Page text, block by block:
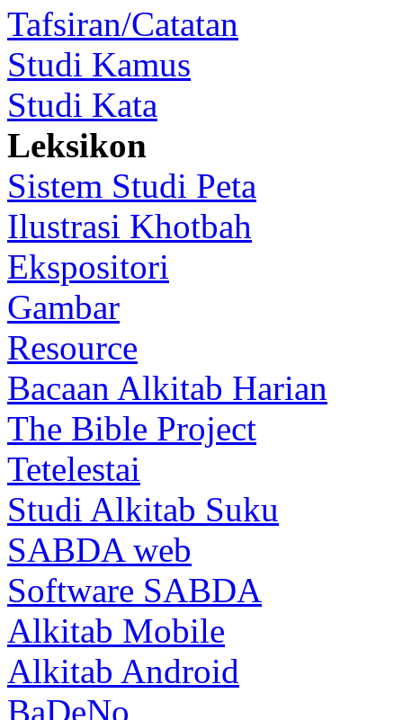
Tafsiran/Catatan
Studi Kamus
Studi Kata
Leksikon
Sistem Studi Peta
Ilustrasi Khotbah
Ekspositori
Gambar
Resource
Bacaan Alkitab Harian
The Bible Project
Tetelestai
Studi Alkitab Suku
SABDA web
Software SABDA
Alkitab Mobile
Alkitab Android
BaDeNo